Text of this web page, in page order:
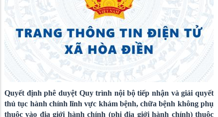
Quyết định phê duyệt Quy trình nội bộ tiếp nhận và giải quyết
thủ tục hành chính lĩnh vực khám bệnh, chữa bệnh không phụ
thuộc vào địa giới hành chính (phi địa giới hành chính) thuộc